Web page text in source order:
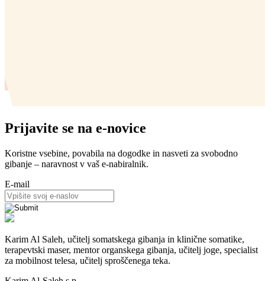
Prijavite se na e-novice
Koristne vsebine, povabila na dogodke in nasveti za svobodno
gibanje – naravnost v vaš e-nabiralnik.
E-mail
Karim Al Saleh, učitelj somatskega gibanja in klinične somatike,
terapevtski maser, mentor organskega gibanja, učitelj joge, specialist
za mobilnost telesa, učitelj sproščenega teka.